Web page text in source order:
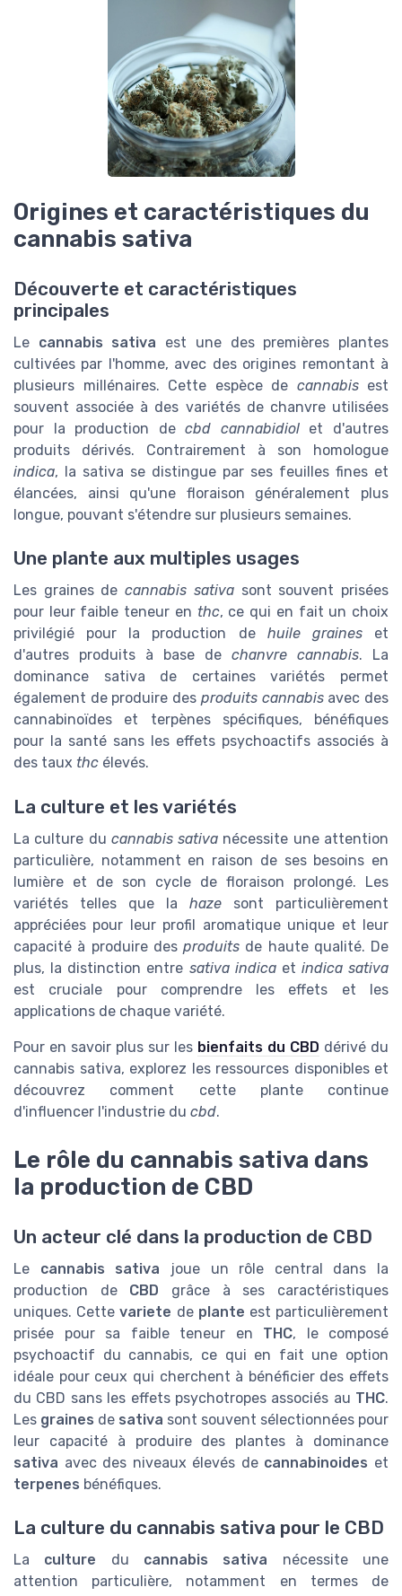
Origines et caractéristiques du
cannabis sativa
Découverte et caractéristiques
principales
Le cannabis sativa est une des premières plantes
cultivées par l'homme, avec des origines remontant à
plusieurs millénaires. Cette espèce de cannabisest
souvent associée à des variétés de chanvre utilisées
pour la production decbd cannabidiolet d'autres
produits dérivés. Contrairement à son homologue
indica, la sativa se distingue par ses feuilles fines et
élancées, ainsi qu'une floraison généralement plus
longue, pouvant s'étendre sur plusieurs semaines.
Une plante aux multiples usages
Les graines decannabis sativasont souvent prisées
pour leur faible teneur en thc, ce qui en fait un choix
privilégié pour la production de huile graineset
d'autres produits à base de chanvre cannabis. La
dominance sativa de certaines variétés permet
également de produire des produits cannabisavec des
cannabinoïdes et terpènes spécifiques, bénéfiques
pour la santé sans les effets psychoactifs associés à
des taux thc élevés.
La culture et les variétés
La culture du cannabis sativa nécessite une attention
particulière, notamment en raison de ses besoins en
lumière et de son cycle de floraison prolongé. Les
variétés telles que la haze sont particulièrement
appréciées pour leur profil aromatique unique et leur
capacité à produire des produits de haute qualité. De
plus, la distinction entre sativa indicaet indica sativa
est cruciale pour comprendre les effets et les
applications de chaque variété.
Pour en savoir plus sur les bienfaits du CBD dérivé du
cannabis sativa, explorez les ressources disponibles et
découvrez comment cette plante continue
d'influencer l'industrie du cbd.
Le rôle du cannabis sativa dans
la production de CBD
Un acteur clé dans la production de CBD
Le cannabis sativa joue un rôle central dans la
production de CBD grâce à ses caractéristiques
uniques. Cettevariete de plante est particulièrement
prisée pour sa faible teneur en THC, le composé
psychoactif du cannabis, ce qui en fait une option
idéale pour ceux qui cherchent à bénéficier des effets
du CBD sans les effets psychotropes associés au THC.
Les graines de sativa sont souvent sélectionnées pour
leur capacité à produire des plantes à dominance
sativa avec des niveaux élevés de cannabinoides et
terpenes bénéfiques.
La culture du cannabis sativa pour le CBD
La culture du cannabis sativa nécessite une
attention particulière, notamment en termes de